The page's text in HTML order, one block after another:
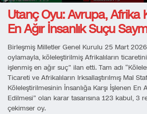
Utanç Oyu: Avrupa, Afrika
En Ağır İnsanlık Suçu
Birleşmiş Milletler Genel Kurulu 25 Mart
oylamayla, köleleştirilmiş Afrikalıların ticaretini
işlenmiş en ağır suç” ilan etti. Tam adı
Ticareti ve Afrikalıların Irksallaştırılmış Mal
Köleleştirilmesinin İnsanlığa Karşı İşlenen En
Edilmesi” olan karar tasarısına 123 kabul, 3
çekimser oy.